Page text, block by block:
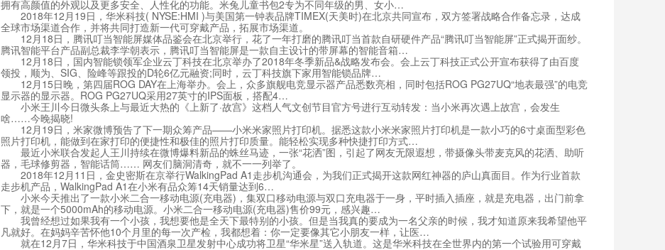
拥有高颜值的外观以及更多安全、人性化的功能。米兔儿童书包2专为不同年级的男、女小…
2018年12月19日，华米科技( NYSE:HMI )与美国第一钟表品牌TIMEX(天美时)在北京共同宣布，双方签署战略合作备忘录，达成
全球市场渠道合作，并将共同打造新一代可穿戴产品，拓展市场渠道。
12月18日，腾讯叮当智能屏媒体品鉴会在北京举行，花了一年打磨的腾讯叮当首款自研硬件产品“腾讯叮当智能屏”正式揭开面纱。
腾讯智能平台产品副总裁李学朝表示，腾讯叮当智能屏是一款自主设计的带屏幕的智能音箱…
12月18日，国内智能锁领军企业云丁科技在北京举办了2018年冬季新品&战略发布会。会上云丁科技正式公开宣布获得了由百度
领投，顺为、SIG、险峰等跟投的D轮6亿元融资;同时，云丁科技旗下家用智能锁品牌…
12月15日晚，第四届ROG DAY在上海举办。会上，众多旗舰电竞显示器产品悉数亮相，同时包括ROG PG27UQ“地表最强”的电竞
显示器的显示器。ROG PG27UQ采用27英寸的IPS面板，搭配4…
小米王川今日微头条上与最近大热的《上新了·故宫》这档人气文创节目官方号进行互动转发：当小米再次遇上故宫，会发生
啥……今晚揭晓!
12月19日，米家微博预告了下一期众筹产品——小米米家照片打印机。据悉这款小米米家照片打印机是一款小巧的6寸桌面型彩色
照片打印机，能做到在家打印的便捷性和极佳的照片打印质量。能轻松实现多种快捷打印方式…
最近小米联合发起人王川持续在微博爆料新品的蛛丝马迹，一张“花洒”图，引起了网友无限遐想，带摄像头带麦克风的花洒、助听
器，毛球修剪器，智能话筒…… 网友们脑洞清奇，就不一一列举了。
2018年12月11日，金史密斯在京举行WalkingPad A1走步机沟通会，为我们正式揭开这款网红神器的庐山真面目。作为行业首款
走步机产品，WalkingPad A1在小米有品众筹14天销量达到6…
小米今天推出了一款小米二合一移动电源(充电器)，集双口移动电源与双口充电器于一身，平时插入插座，就是充电器，出门前拿
下，就是一个5000mAh的移动电源。小米二合一移动电源(充电器)售价99元，感兴趣…
我曾经想过如果我有一个小孩，我想要他是全天下最特别的小孩。但是当我真的要成为一名父亲的时候，我才知道原来我希望他平
凡就好。在妈妈辛苦怀他10个月里的每一次产检，我都想着：你一定要像其它小朋友一样，让医…
就在12月7日，华米科技于中国酒泉卫星发射中心成功将卫星“华米星”送入轨道。这是华米科技在全世界内的第一个试验用可穿戴